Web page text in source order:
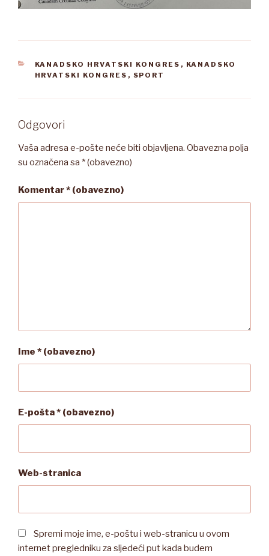
KATEGORIJE
KANADSKO HRVATSKI KONGRES , KANADSKO
HRVATSKI KONGRES , SPORT
Odgovori
Vaša adresa e-pošte neće biti objavljena. Obavezna polja
su označena sa * (obavezno)
Komentar* (obavezno)
Ime * (obavezno)
E-pošta* (obavezno)
Web-stranica
Spremi moje ime, e-poštu i web-stranicu u ovom
internet pregledniku za sljedeći put kada budem